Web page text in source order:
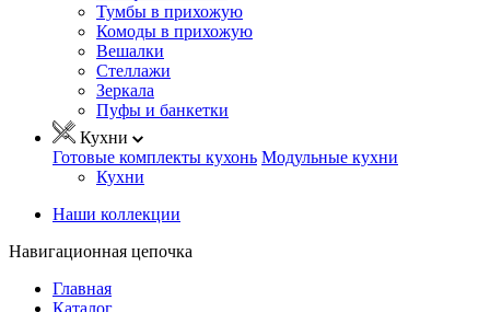
Тумбы в прихожую
Комоды в прихожую
Вешалки
Стеллажи
Зеркала
Пуфы и банкетки
Кухни
Готовые комплекты кухонь Модульные кухни
Кухни
Наши коллекции
Навигационная цепочка
Главная
Каталог